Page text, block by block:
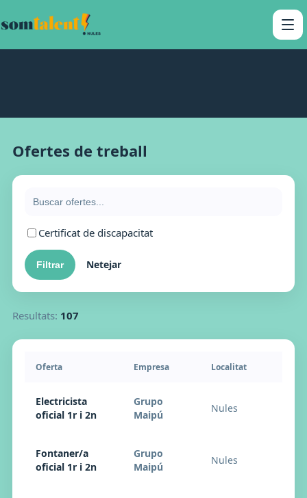
Ofertes de treball
Certificat de discapacitat
Netejar
Resultats: 107
Oferta Empresa Localitat
Electricista
oficial 1r i 2n
Grupo
Maipú
Nules
Fontaner/a
oficial 1r i 2n
Grupo
Maipú
Nules